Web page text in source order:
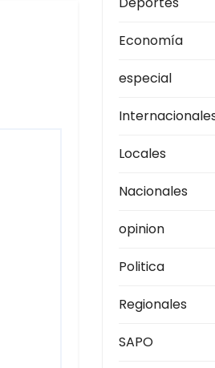
Economía
especial
Locales
Nacionales
opinion
Politica
Regionales
SAPO